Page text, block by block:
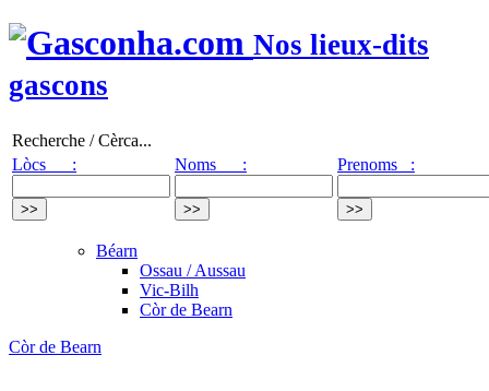
Nos lieux-dits
gascons
Recherche / Cèrca...
Lòcs :
Noms : Prenoms :
Béarn
Ossau / Aussau
Vic-Bilh
Còr de Bearn
Còr de Bearn